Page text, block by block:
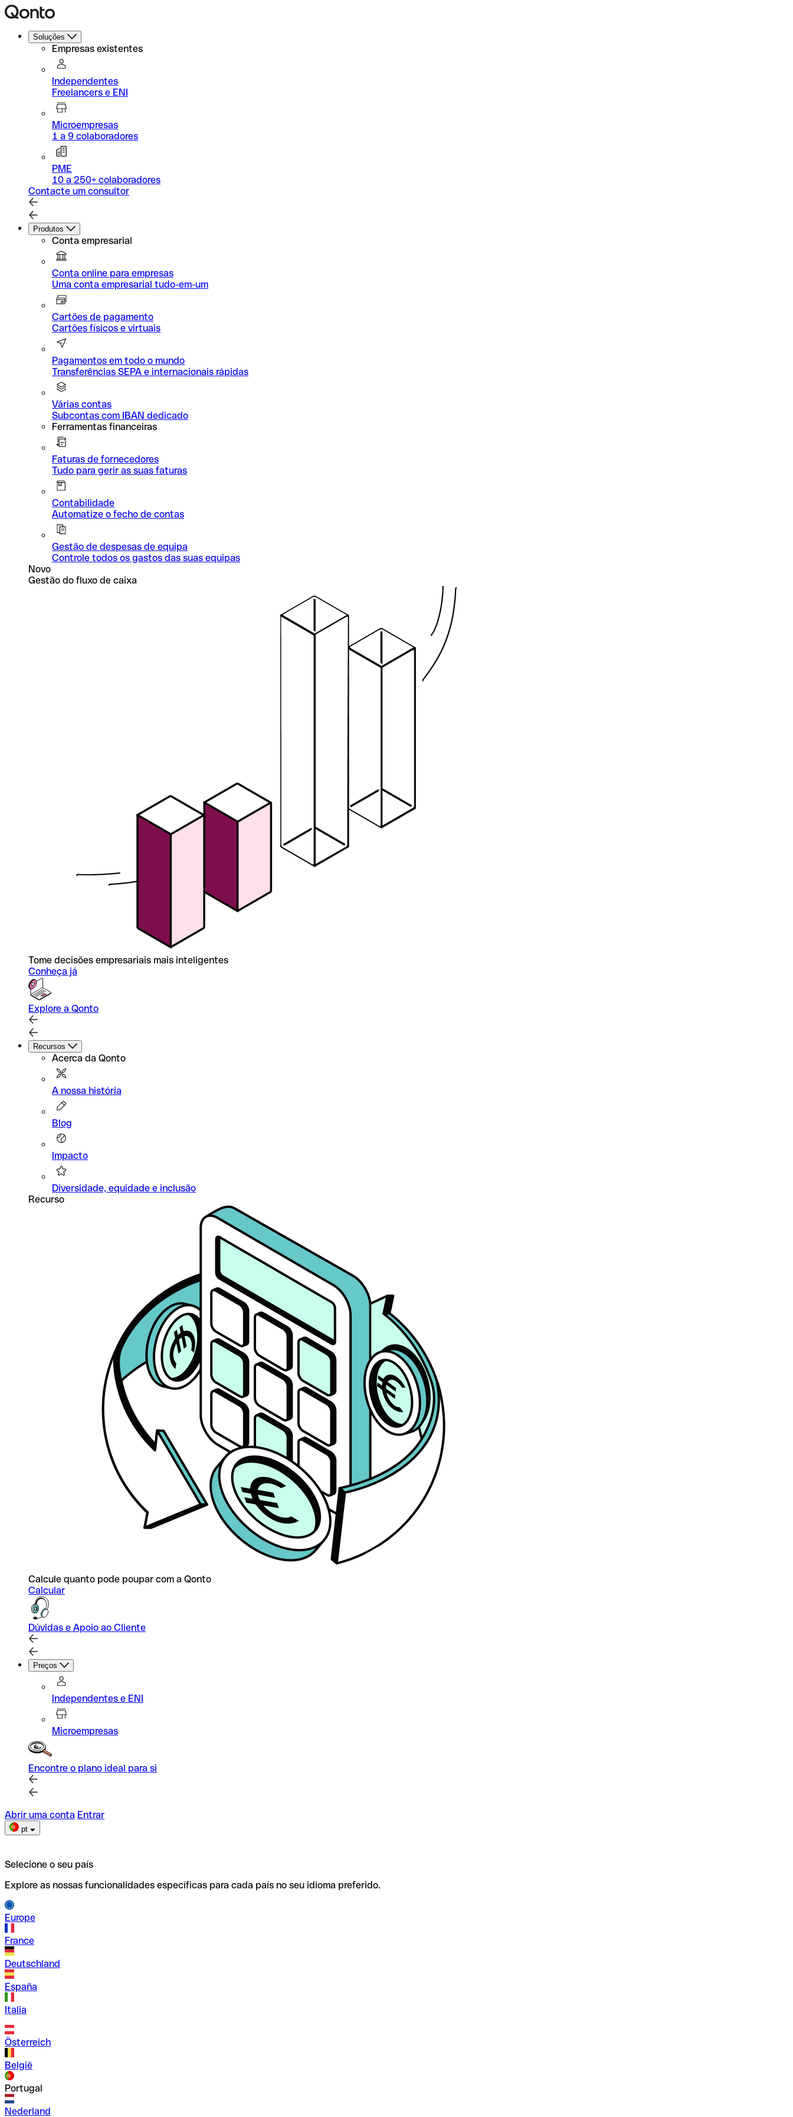
Soluções
Empresas existentes
Independentes
Freelancers e ENI
Microempresas
1 a 9 colaboradores
PME
10 a 250+ colaboradores
Contacte um consultor
Produtos
Conta empresarial
Conta online para empresas
Uma conta empresarial tudo-em-um
Cartões de pagamento
Cartões físicos e virtuais
Pagamentos em todo o mundo
Transferências SEPA e internacionais rápidas
Várias contas
Subcontas com IBAN dedicado
Ferramentas financeiras
Faturas de fornecedores
Tudo para gerir as suas faturas
Contabilidade
Automatize o fecho de contas
Gestão de despesas de equipa
Controle todos os gastos das suas equipas
Novo
Gestão do fluxo de caixa
Tome decisões empresariais mais inteligentes
Conheça já
Explore a Qonto
Recursos
Acerca da Qonto
A nossa história
Blog
Impacto
Diversidade, equidade e inclusão
Recurso
Calcule quanto pode poupar com a Qonto
Calcular
Dúvidas e Apoio ao Cliente
Preços
Independentes e ENI
Microempresas
Encontre o plano ideal para si
Abrir uma conta Entrar
pt
Selecione o seu país
Explore as nossas funcionalidades específicas para cada país no seu idioma preferido.
Europe
France
Deutschland
España
Italia
Österreich
België
Portugal
Nederland